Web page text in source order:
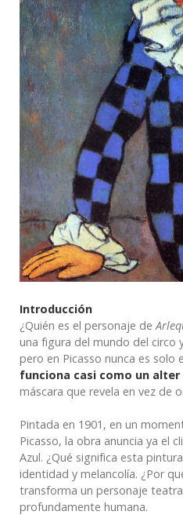
Introducción
¿Quién es el personaje de
una figura del mundo del circo
pero en Picasso nunca es solo
funciona casi como un
máscara que revela en vez de
Pintada en 1901, en un
Picasso, la obra anuncia ya el
Azul. ¿Qué significa esta
identidad y melancolía. ¿Por
transforma un personaje
profundamente humana.